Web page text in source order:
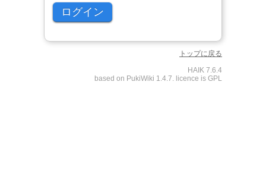
トップに戻る
HAIK 7.6.4
based on PukiWiki 1.4.7. licence is GPL